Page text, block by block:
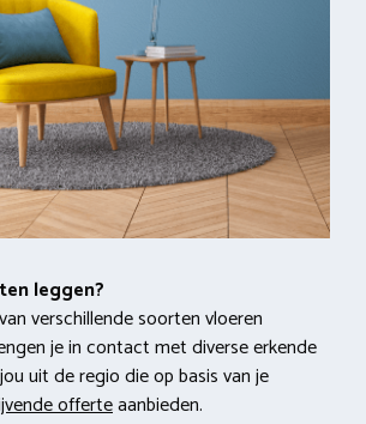
leggen?
verschillende soorten vloeren
je in contact met diverse erkende
uit de regio die op basis van je
offerteaanbieden.